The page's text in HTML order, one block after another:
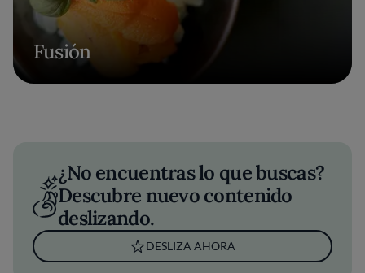
Fusión
¿No encuentras lo que buscas?
Descubre nuevo contenido
deslizando.
DESLIZA AHORA